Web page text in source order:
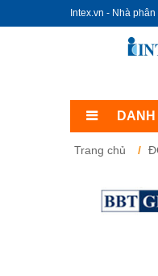
Intex.vn - Nhà
Trang chủ